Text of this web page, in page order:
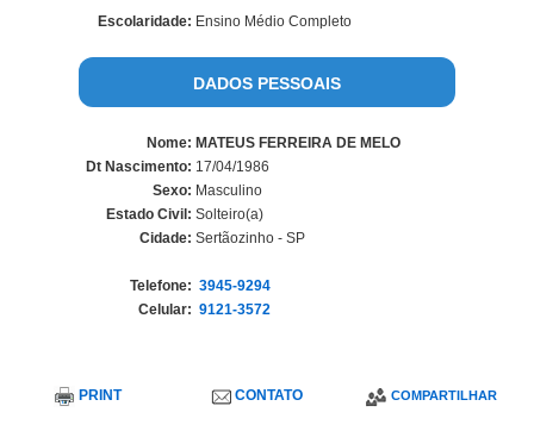
Escolaridade: Ensino Médio Completo
DADOS PESSOAIS
Nome: MATEUS FERREIRA DE MELO
Dt Nascimento: 17/04/1986
Sexo: Masculino
Estado Civil: Solteiro(a)
Cidade: Sertãozinho - SP
Telefone: 3945-9294
Celular: 9121-3572
PRINT CONTATO COMPARTILHAR